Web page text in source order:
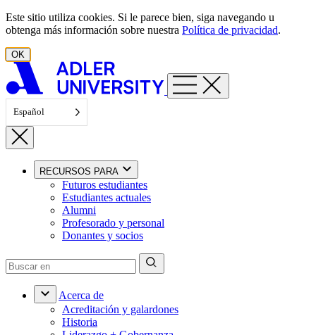
Ir al contenido
Este sitio utiliza cookies. Si le parece bien, siga navegando u
obtenga más información sobre nuestra Política de privacidad.
OK
Español
RECURSOS PARA
Futuros estudiantes
Estudiantes actuales
Alumni
Profesorado y personal
Donantes y socios
Acerca de
Acreditación y galardones
Historia